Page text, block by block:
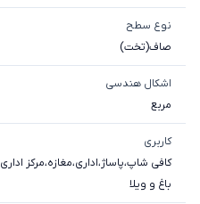
نوع سطح
صاف(تخت)
اشکال هندسی
مربع
کاربری
کافی شاپ،پاساژ،اداری،مغازه،مرکز اداری
باغ و ویلا